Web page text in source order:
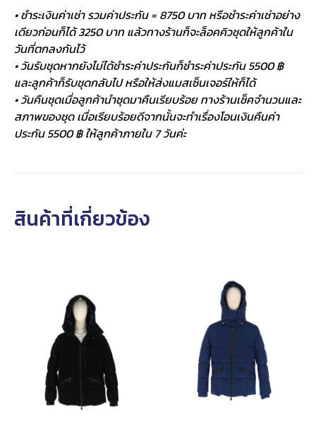
• ชำระเงินค่าเช่า รวมค่าประกัน = 8750 บาท หรือชำระค่าเช่าอย่าง
เดียวก่อนก็ได้ 3250 บาท แล้วทางร้านก็จะล็อคคิวชุดให้ลูกค้าใน
วันที่ตกลงกันไว้
• วันรับชุดหากยังไม่ได้ชำระค่าประกันก็ชำระค่าประกัน 5500 ฿
และลูกค้าก็รับชุดกลับไป หรือให้ส่งแมสเซ็นเจอร์ให้ก็ได้
• วันคืนชุดเมื่อลูกค้านำชุดมาคืนเรียบร้อย ทางร้านเช็คจำนวนและ
สภาพของชุด เมื่อเรียบร้อยดีจากนั้นจะทำเรื่องโอนเงินคืนค่า
ประกัน 5500 ฿ ให้ลูกค้าภายใน 7 วันค่ะ
สินค้าที่เกี่ยวข้อง